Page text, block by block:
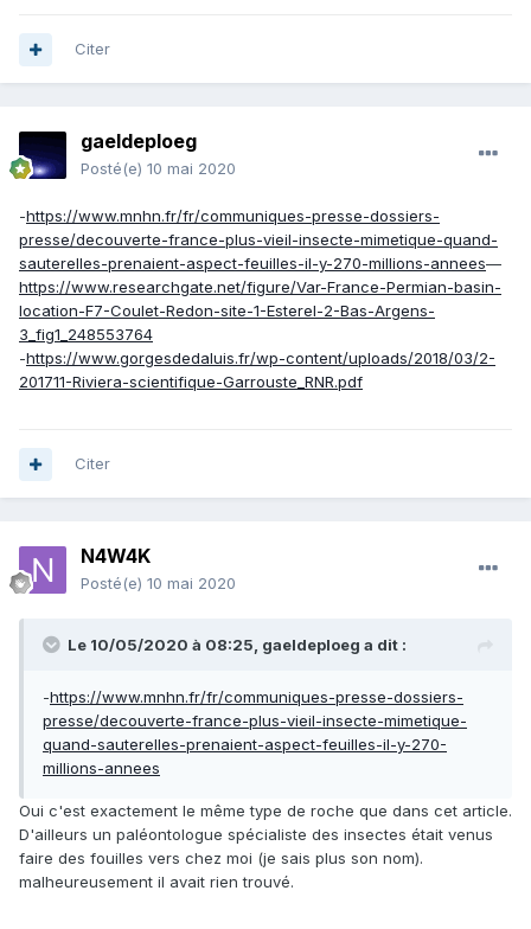
Citer
gaeldeploeg
Posté(e) 10 mai 2020
-https://www.mnhn.fr/fr/communiques-presse-dossiers-
presse/decouverte-france-plus-vieil-insecte-mimetique-quand-
sauterelles-prenaient-aspect-feuilles-il-y-270-millions-annees—
https://www.researchgate.net/figure/Var-France-Permian-basin-
location-F7-Coulet-Redon-site-1-Esterel-2-Bas-Argens-
3_fig1_248553764
-https://www.gorgesdedaluis.fr/wp-content/uploads/2018/03/2-
201711-Riviera-scientifique-Garrouste_RNR.pdf
Citer
N4W4K
Posté(e) 10 mai 2020
Le 10/05/2020 à 08:25, gaeldeploeg a dit :
-https://www.mnhn.fr/fr/communiques-presse-dossiers-
presse/decouverte-france-plus-vieil-insecte-mimetique-
quand-sauterelles-prenaient-aspect-feuilles-il-y-270-
millions-annees
Oui c'est exactement le même type de roche que dans cet article.
D'ailleurs un paléontologue spécialiste des insectes était venus
faire des fouilles vers chez moi (je sais plus son nom).
malheureusement il avait rien trouvé.